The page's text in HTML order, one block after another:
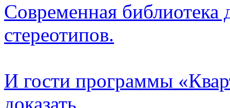
Современная библиотека
стереотипов.
И гости программы